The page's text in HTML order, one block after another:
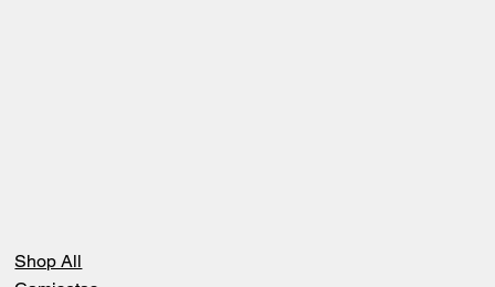
Shop All